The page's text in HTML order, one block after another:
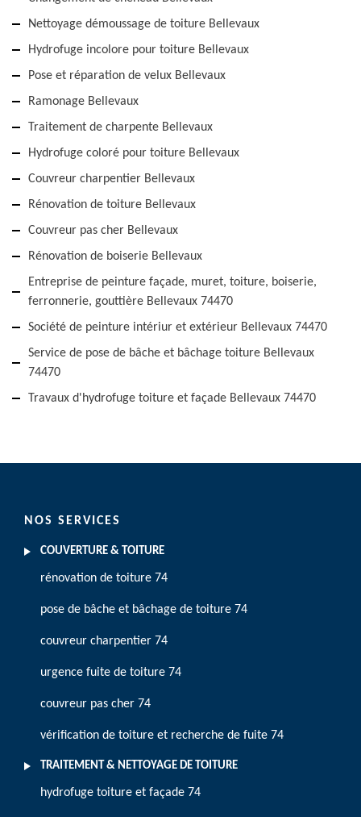
Nettoyage démoussage de toiture Bellevaux
Hydrofuge incolore pour toiture Bellevaux
Pose et réparation de velux Bellevaux
Ramonage Bellevaux
Traitement de charpente Bellevaux
Hydrofuge coloré pour toiture Bellevaux
Couvreur charpentier Bellevaux
Rénovation de toiture Bellevaux
Couvreur pas cher Bellevaux
Rénovation de boiserie Bellevaux
Entreprise de peinture façade, muret, toiture, boiserie,
ferronnerie, gouttière Bellevaux 74470
Société de peinture intériur et extérieur Bellevaux 74470
Service de pose de bâche et bâchage toiture Bellevaux
74470
Travaux d'hydrofuge toiture et façade Bellevaux 74470
NOS SERVICES
COUVERTURE & TOITURE
rénovation de toiture 74
pose de bâche et bâchage de toiture 74
couvreur charpentier 74
urgence fuite de toiture 74
couvreur pas cher 74
vérification de toiture et recherche de fuite 74
TRAITEMENT & NETTOYAGE DE TOITURE
hydrofuge toiture et façade 74